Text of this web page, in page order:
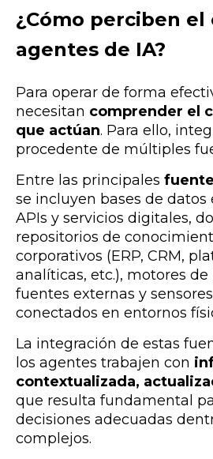
¿Cómo perciben
agentes de IA?
Para operar de forma
necesitan comprender el
que actúan. Para ello,
procedente de múltiples
Entre las principales
se incluyen bases de datos
APIs y servicios digita les,
repositorios de conocimien
corporativos (ERP, CRM, p a
ana líticas, etc.), motores de
fuentes externas y sen
conectados en entornos físi
La integración de estas
los agentes trabajen con
contextualizada,
que resulta fundamental
decisiones adecuadas
complejos.